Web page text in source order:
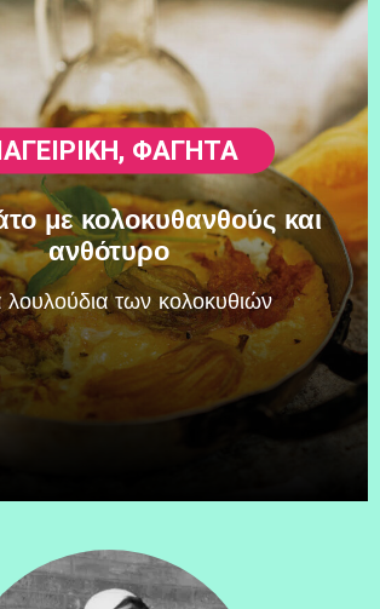
, ΦΑΓΗΤΆ
με κολοκυθανθούς και
ανθότυρο
λουλούδια των κολοκυθιών